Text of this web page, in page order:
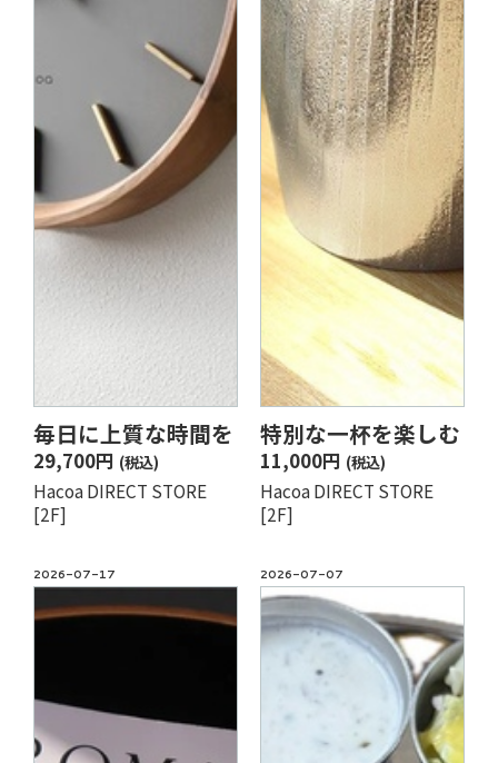
毎日に上質な時間を
29,700円 (税込)
Hacoa DIRECT STORE
[2F]
特別な一杯を楽しむ
11,000円 (税込)
Hacoa DIRECT STORE
[2F]
2026-07-17 2026-07-07